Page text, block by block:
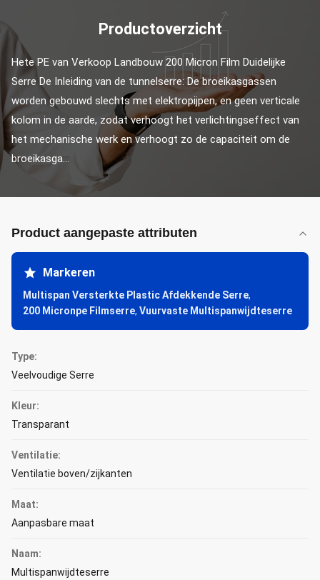
Productoverzicht
Hete PE van Verkoop Landbouw 200 Micron Film Duidelijke
Serre De Inleiding van de tunnelserre: De broeikasgassen
worden gebouwd slechts met elektropijpen, en geen verticale
kolom in de aarde, zodat verhoogt het verlichtingseffect van
het mechanische werk en verhoogt zo de capaciteit om de
broeikasga...
Product aangepaste attributen
Markeren
Multispan Versterkte Plastic Afdekkende Serre,
200 Micronpe Filmserre, Vuurvaste Multispanwijdteserre
Type:
Veelvoudige Serre
Kleur:
Transparant
Ventilatie:
Ventilatie boven/zijkanten
Maat:
Aanpasbare maat
Naam:
Multispanwijdteserre